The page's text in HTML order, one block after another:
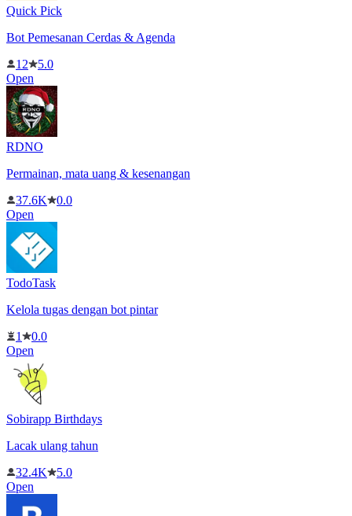
Quick Pick
Bot Pemesanan Cerdas & Agenda
12
5.0
Open
RDNO
Permainan, mata uang & kesenangan
37.6K
0.0
Open
TodoTask
Kelola tugas dengan bot pintar
1
0.0
Open
Sobirapp Birthdays
Lacak ulang tahun
32.4K
5.0
Open